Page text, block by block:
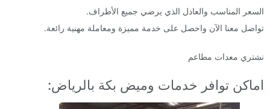
السعر المناسب والعادل الذي يرضي جميع الأطراف.
تواصل معنا الآن واحصل على خدمة مميزة ومعاملة مهنية رائعة.
نشتري معدات مطاعم
اماكن توافر خدمات وميض بكة بالرياض: